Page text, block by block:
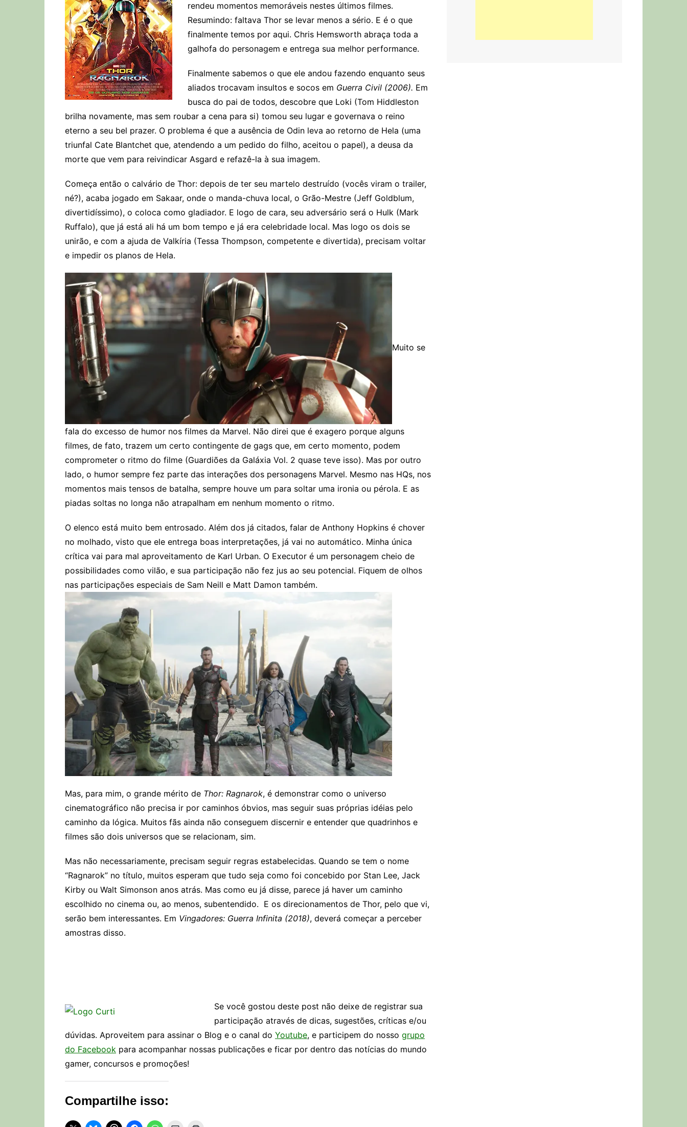
rendeu momentos memoráveis nestes últimos filmes.
Resumindo: faltava Thor se levar menos a sério. E é o que
finalmente temos por aqui. Chris Hemsworth abraça toda a
galhofa do personagem e entrega sua melhor performance.
Finalmente sabemos o que ele andou fazendo enquanto seus
aliados trocavam insultos e socos em Guerra Civil (2006). Em
busca do pai de todos, descobre que Loki (Tom Hiddleston
brilha novamente, mas sem roubar a cena para si) tomou seu lugar e governava o reino
eterno a seu bel prazer. O problema é que a ausência de Odin leva ao retorno de Hela (uma
triunfal Cate Blantchet que, atendendo a um pedido do filho, aceitou o papel), a deusa da
morte que vem para reivindicar Asgard e refazê-la à sua imagem.
Começa então o calvário de Thor: depois de ter seu martelo destruído (vocês viram o trailer,
né?), acaba jogado em Sakaar, onde o manda-chuva local, o Grão-Mestre (Jeff Goldblum,
divertidíssimo), o coloca como gladiador. E logo de cara, seu adversário será o Hulk (Mark
Ruffalo), que já está ali há um bom tempo e já era celebridade local. Mas logo os dois se
unirão, e com a ajuda de Valkíria (Tessa Thompson, competente e divertida), precisam voltar
e impedir os planos de Hela.
Muito se
fala do excesso de humor nos filmes da Marvel. Não direi que é exagero porque alguns
filmes, de fato, trazem um certo contingente de gags que, em certo momento, podem
comprometer o ritmo do filme (Guardiões da Galáxia Vol. 2 quase teve isso). Mas por outro
lado, o humor sempre fez parte das interações dos personagens Marvel. Mesmo nas HQs, nos
momentos mais tensos de batalha, sempre houve um para soltar uma ironia ou pérola. E as
piadas soltas no longa não atrapalham em nenhum momento o ritmo.
O elenco está muito bem entrosado. Além dos já citados, falar de Anthony Hopkins é chover
no molhado, visto que ele entrega boas interpretações, já vai no automático. Minha única
crítica vai para mal aproveitamento de Karl Urban. O Executor é um personagem cheio de
possibilidades como vilão, e sua participação não fez jus ao seu potencial. Fiquem de olhos
nas participações especiais de Sam Neill e Matt Damon também.
Mas, para mim, o grande mérito de Thor: Ragnarok, é demonstrar como o universo
cinematográfico não precisa ir por caminhos óbvios, mas seguir suas próprias idéias pelo
caminho da lógica. Muitos fãs ainda não conseguem discernir e entender que quadrinhos e
filmes são dois universos que se relacionam, sim.
Mas não necessariamente, precisam seguir regras estabelecidas. Quando se tem o nome
“Ragnarok” no título, muitos esperam que tudo seja como foi concebido por Stan Lee, Jack
Kirby ou Walt Simonson anos atrás. Mas como eu já disse, parece já haver um caminho
escolhido no cinema ou, ao menos, subentendido. E os direcionamentos de Thor, pelo que vi,
serão bem interessantes. Em Vingadores: Guerra Infinita (2018), deverá começar a perceber
amostras disso.
Se você gostou deste post não deixe de registrar sua
participação através de dicas, sugestões, críticas e/ou
dúvidas. Aproveitem para assinar o Blog e o canal do Youtube, e participem do nosso grupo
do Facebook para acompanhar nossas publicações e ficar por dentro das notícias do mundo
gamer, concursos e promoções!
Compartilhe isso: